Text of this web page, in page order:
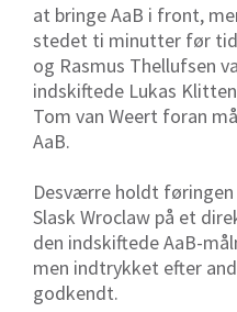
at bringe AaB i front,
stedet ti minutter før
og Rasmus Thellufsen
indskiftede Lukas
Tom van Weert foran
AaB.
Desværre holdt
Slask Wroclaw på et
den indskiftede AaB-
men indtrykket efter
godkendt.